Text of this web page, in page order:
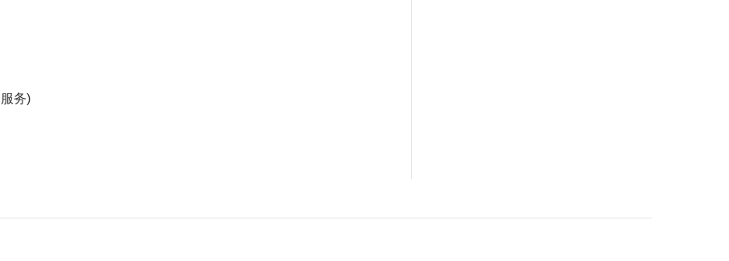
务)